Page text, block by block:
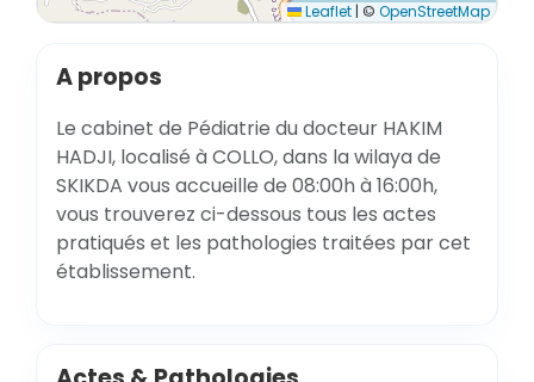
Leaflet | © OpenStreetMap
A propos
Le cabinet de Pédiatrie du docteur HAKIM
HADJI, localisé à COLLO, dans la wilaya de
SKIKDA vous accueille de 08:00h à 16:00h,
vous trouverez ci-dessous tous les actes
pratiqués et les pathologies traitées par cet
établissement.